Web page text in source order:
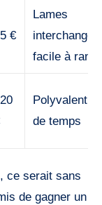
€
Lames
facile à
Polyvalent,
de temps
ce serait sans
de gagner un